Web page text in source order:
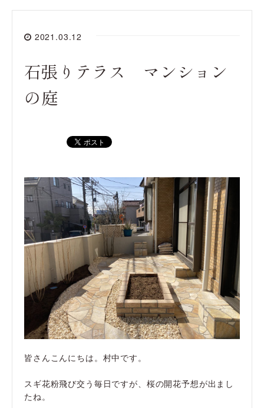
2021.03.12
石張りテラス マンション
の庭
皆さんこんにちは。村中です。
スギ花粉飛び交う毎日ですが、桜の開花予想が出まし
たね。